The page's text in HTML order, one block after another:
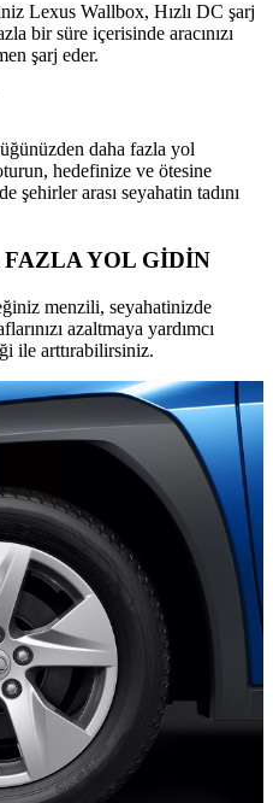
Lexus Wallbox, Hızlı DC şarj
bir süre içerisinde aracınızı
şarj eder.
daha fazla yol
hedefinize ve ötesine
şehirler arası seyahatin tadını
YOL GİDİN
menzili, seyahatinizde
azaltmaya yardımcı
ile arttırabilirsiniz.